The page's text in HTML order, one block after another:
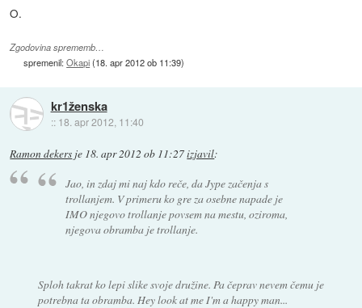
O.
Zgodovina sprememb…
spremenil:Okapi(18. apr 2012 ob 11:39)
kr1ženska
:: 18. apr 2012, 11:40
Ramon dekers je 18. apr 2012 ob 11:27izjavil:
Jao, in zdaj mi naj kdo reče, da Jype začenja s
trollanjem. V primeru ko gre za osebne napade je
IMO njegovo trollanje povsem na mestu, oziroma,
njegova obramba je trollanje.
Sploh takrat ko lepi slike svoje družine. Pa čeprav nevem čemu je
potrebna ta obramba. Hey look at me I'm a happy man...